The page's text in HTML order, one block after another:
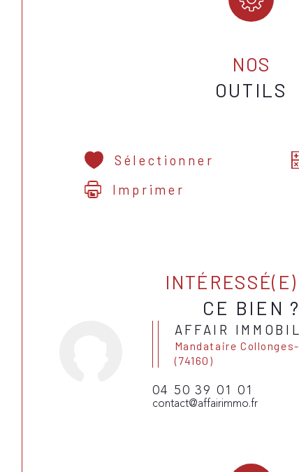
NOS
OUTILS
Sélectionner
Imprimer
CE BIEN ?
AFFAIR
Mandataire Collonges-sous-Salève
(74160)
04 50 39 01 01
contact@affairimmo.fr